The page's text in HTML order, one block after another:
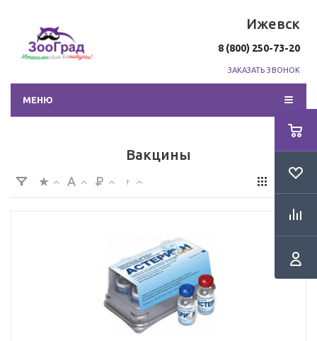
Ижевск
8 (800) 250-73-20
ЗАКАЗАТЬ ЗВОНОК
МЕНЮ
Вакцины